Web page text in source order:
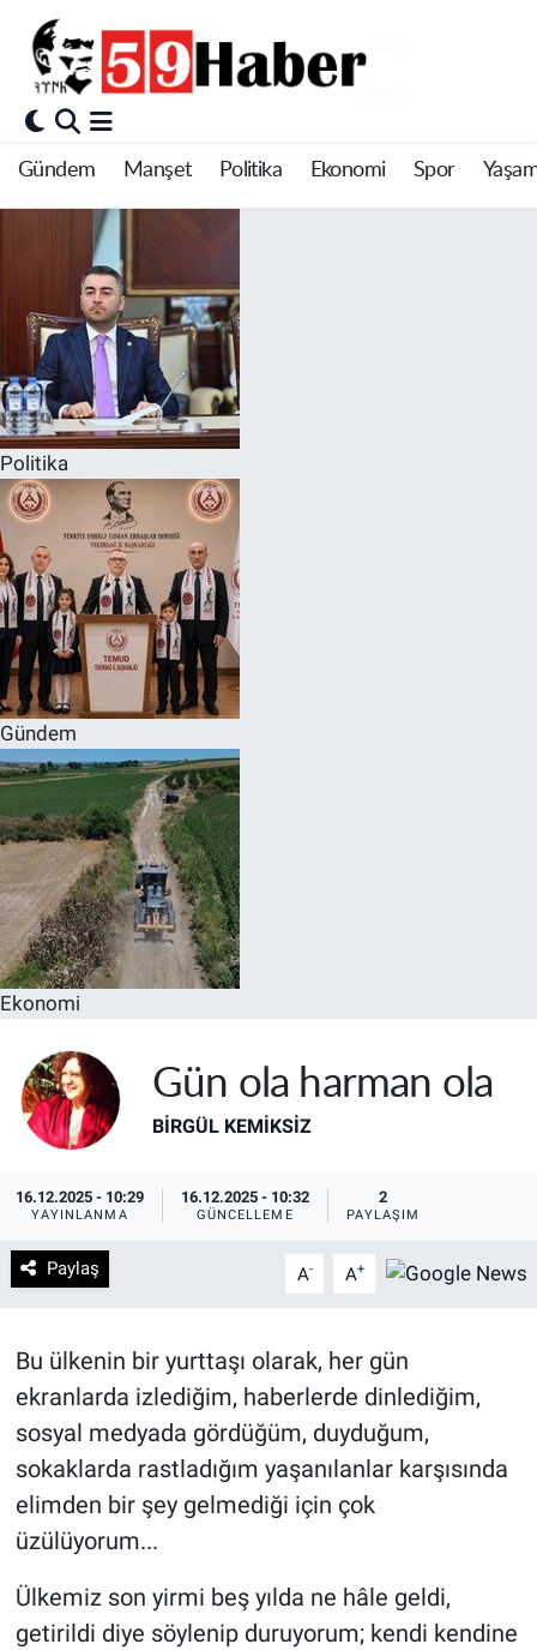
Gündem Manşet Politika Ekonomi Spor
Politika
Gündem
Ekonomi
Gün ola harman ola
BIRGÜL KEMİKSİZ
16.12.2025 - 10:29
YAYINLANMA
16.12.2025 - 10:32
GÜNCELLEME
2
PAYLAŞIM
Paylaş A- A+
Bu ülkenin bir yurttaşı olarak, her gün
ekranlarda izlediğim, haberlerde dinlediğim,
sosyal medyada gördüğüm, duyduğum,
sokaklarda rastladığım yaşanılanlar karşısında
elimden bir şey gelmediği için çok
üzülüyorum...
Ülkemiz son yirmi beş yılda ne hâle geldi,
getirildi diye söylenip duruyorum; kendi kendine